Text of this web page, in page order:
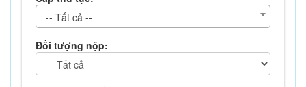
-- Tất cả --
Đối tượng nộp: